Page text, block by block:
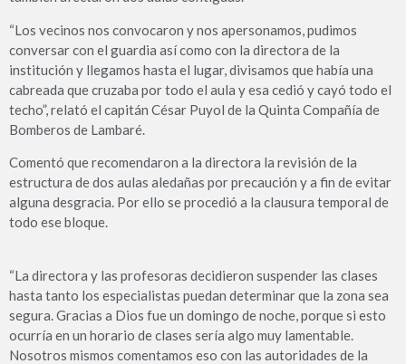
“Los vecinos nos convocaron y nos apersonamos, pudimos
conversar con el guardia así como con la directora de la
institución y llegamos hasta el lugar, divisamos que había una
cabreada que cruzaba por todo el aula y esa cedió y cayó todo el
techo”, relató el capitán César Puyol de la Quinta Compañía de
Bomberos de Lambaré.
Comentó que recomendaron a la directora la revisión de la
estructura de dos aulas aledañas por precaución y a fin de evitar
alguna desgracia. Por ello se procedió a la clausura temporal de
todo ese bloque.
“La directora y las profesoras decidieron suspender las clases
hasta tanto los especialistas puedan determinar que la zona sea
segura. Gracias a Dios fue un domingo de noche, porque si esto
ocurría en un horario de clases sería algo muy lamentable.
Nosotros mismos comentamos eso con las autoridades de la